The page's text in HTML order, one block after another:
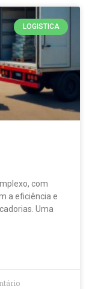
LOGISTICA
com
a eficiência e
Uma